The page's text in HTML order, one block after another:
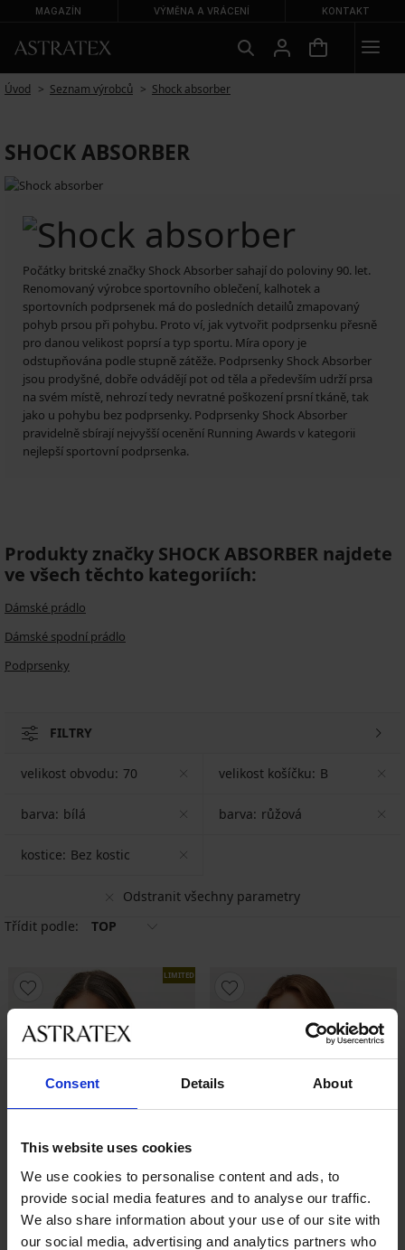
Consent Details About
This website uses cookies
We use cookies to personalise content and ads, to
provide social media features and to analyse our traffic.
We also share information about your use of our site with
our social media, advertising and analytics partners who
MAGAZÍN VÝMĚNA A VRÁCENÍ KONTAKT
Úvod Seznam výrobců Shock absorber
SHOCK ABSORBER
Počátky britské značky Shock Absorber sahají do poloviny 90. let.
Renomovaný výrobce sportovního oblečení, kalhotek a
sportovních podprsenek má do posledních detailů zmapovaný
pohyb prsou při pohybu. Proto ví, jak vytvořit podprsenku přesně
pro danou velikost poprsí a typ sportu. Míra opory je
odstupňována podle stupně zátěže. Podprsenky Shock Absorber
jsou prodyšné, dobře odvádějí pot od těla a především udrží prsa
na svém místě, nehrozí tedy nevratné poškození prsní tkáně, tak
jako u pohybu bez podprsenky. Podprsenky Shock Absorber
pravidelně sbírají nejvyšší ocenění Running Awards v kategorii
nejlepší sportovní podprsenka.
Produkty značky SHOCK ABSORBER najdete
ve všech těchto kategoriích:
Dámské prádlo
Dámské spodní prádlo
Podprsenky
FILTRY
Odstranit všechny parametry
velikost obvodu: 70 velikost košíčku: B
barva: bílá barva: růžová
kostice: Bez kostic
Třídit podle: TOP
LIMITED
-25 % ALL25